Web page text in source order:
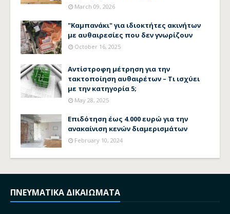
March 09, 2026
"Καμπανάκι" για ιδιοκτήτες ακινήτων
με αυθαιρεσίες που δεν γνωρίζουν
October 16, 2025
Αντίστροφη μέτρηση για την
τακτοποίηση αυθαιρέτων – Τι ισχύει
με την κατηγορία 5;
May 28, 2025
Επιδότηση έως 4.000 ευρώ για την
ανακαίνιση κενών διαμερισμάτων
February 10, 2024
ΠΝΕΥΜΑΤΙΚΑ ΔΙΚΑΙΩΜΑΤΑ